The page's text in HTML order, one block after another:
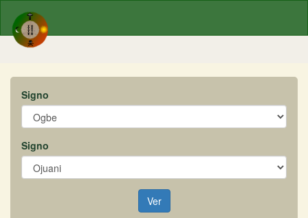
Signo
Signo
Ver